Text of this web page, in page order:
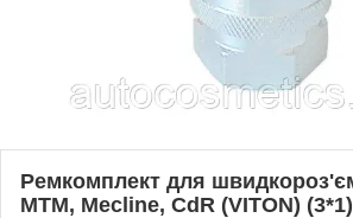
Ремкомплект для
MTM, Mecline, CdR (VITON) (3*1)